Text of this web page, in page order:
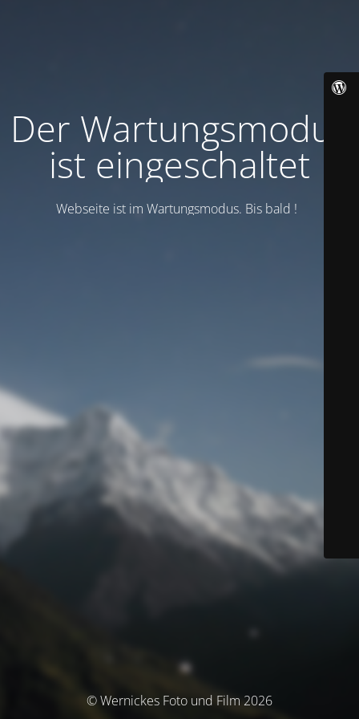
Der Wartungsmodus
ist eingeschaltet
Webseite ist im Wartungsmodus. Bis bald !
© Wernickes Foto und Film 2026